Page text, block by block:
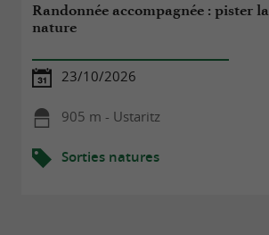
Randonnée accompagnée : pister la
nature
23/10/2026
905 m - Ustaritz
Sorties natures